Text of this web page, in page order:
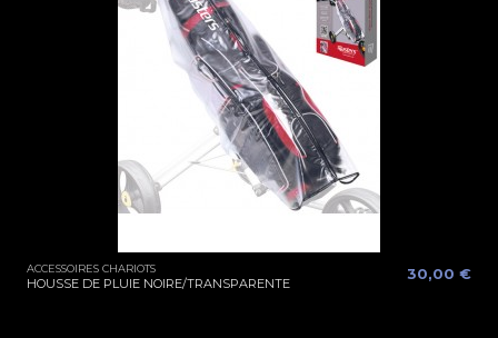
ACCESSOIRES CHARIOTS
HOUSSE DE PLUIE NOIRE/TRANSPARENTE
30,00 €